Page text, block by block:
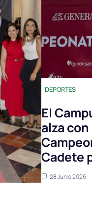
DEPORTES
El
alza
Cadete
28 Junio 2026